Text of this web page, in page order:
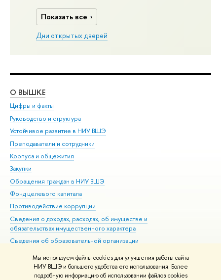
Мы используем файлы cookies для улучшения работы сайта
НИУ ВШЭ и большего удобства его использования. Более
подробную информацию об использовании файлов cookies
Показать все
Дни открытых дверей
О ВЫШКЕ
Цифры и факты
Руководство и структура
Устойчивое развитие в НИУ ВШЭ
Преподаватели и сотрудники
Корпуса и общежития
Закупки
Обращения граждан в НИУ ВШЭ
Фонд целевого капитала
Противодействие коррупции
Сведения о доходах, расходах, об имуществе и
обязательствах имущественного характера
Сведения об образовательной организации
Людям с ограниченными возможностями здоровья
Единая платежная страница